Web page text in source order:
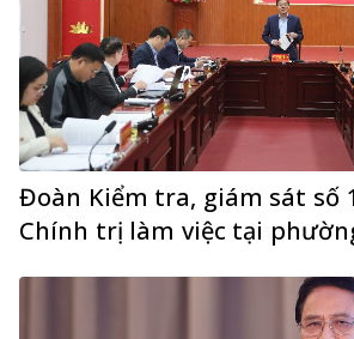
Đoàn Kiểm tra, giám sát số
Chính trị làm việc tại